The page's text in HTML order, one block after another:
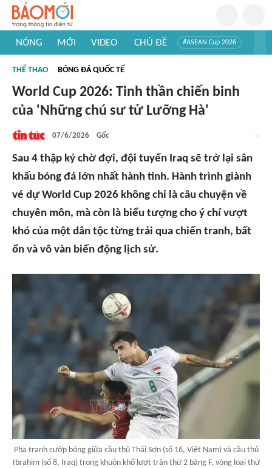
NÓNG MỚI VIDEO CHỦ ĐỀ #ASEAN Cup 2026
#Khám phá Việt Nam
#Khám phá thế giới
THỂ THAO BÓNG ĐÁ QUỐC TẾ
World Cup 2026: Tinh thần chiến binh
của 'Những chú sư tử Lưỡng Hà'
07/6/2026 Gốc
Sau 4 thập kỷ chờ đợi, đội tuyển Iraq sẽ trở lại sân
khấu bóng đá lớn nhất hành tinh. Hành trình giành
vé dự World Cup 2026 không chỉ là câu chuyện về
chuyên môn, mà còn là biểu tượng cho ý chí vượt
khó của một dân tộc từng trải qua chiến tranh, bất
ổn và vô vàn biến động lịch sử.
Pha tranh cướp bóng giữa cầu thủ Thái Sơn (số 16, Việt Nam) và cầu thủ
Ibrahim (số 8, Iraq) trong khuôn khổ lượt trận thứ 2 bảng F, vòng loại thứ